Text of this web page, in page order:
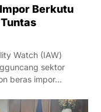
Berkutu
Watch (IAW)
sektor
beras impor…